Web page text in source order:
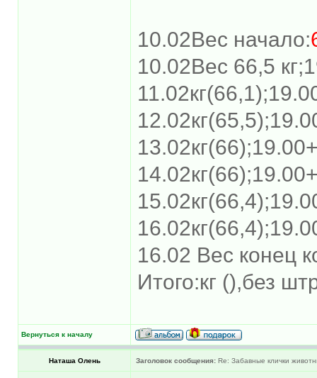
10.02Вес начало:
10.02Вес 66,5
16.02 Вес конец
Итого:кг (),без
Вернуться к началу
Наташа Олень Заголовок сообщения: Re: Забавные клички